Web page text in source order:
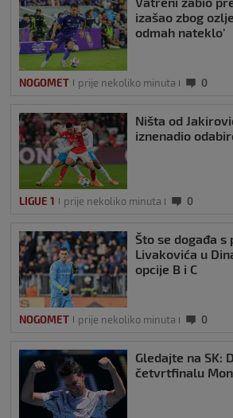
izašao zbog
odmah nateklo’
NOGOMET prije nekoliko minuta 0
Ništa od
iznenadio
LIGUE 1 prije nekoliko minuta 0
Što se događa
Livakovića u
opcije B i C
NOGOMET prije nekoliko minuta 0
Gledajte na SK:
četvrtfinalu